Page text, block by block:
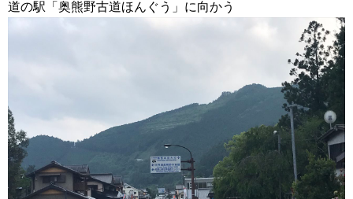
道の駅「奥熊野古道ほんぐう」に向かう